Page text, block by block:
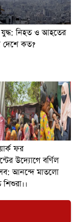
যুদ্ধ: নিহত ও আহতের
দেশে কত?
ফর
উদ্যোগে বর্ণিল
আনন্দে মাতলো